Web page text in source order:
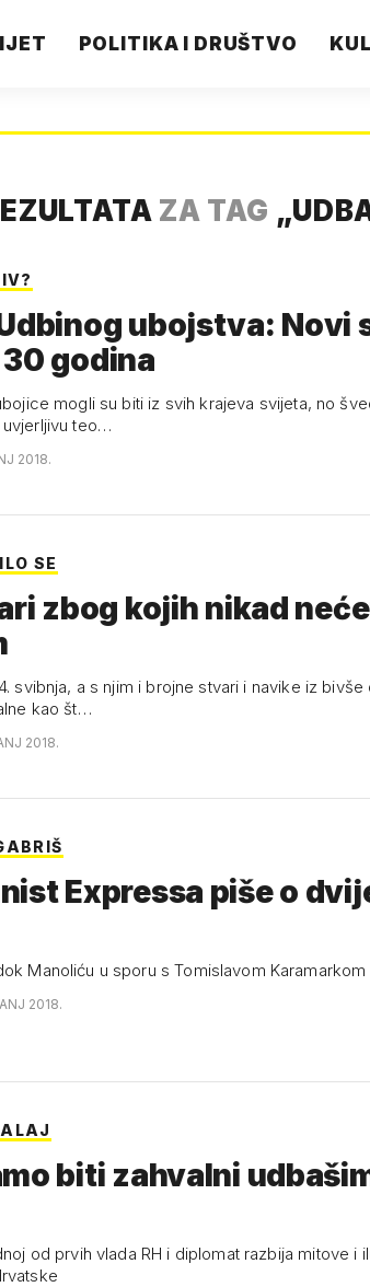
POLITIKA I DRUŠTVO
ZA TAG „
ubojstva: Novi
godina
mogli su biti iz svih krajeva svijeta, no
teo…
2018.
SE
zbog kojih nikad
svibnja, a s njim i brojne stvari i navike iz
kao št…
2018.
Expressa piše o
Manoliću u sporu s Tomislavom
2018.
biti zahvalni
od prvih vlada RH i diplomat razbija mitove i